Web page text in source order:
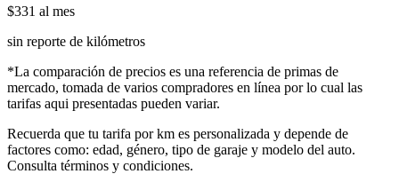
$331 al mes
sin reporte de kilómetros
*La comparación de precios es una referencia de primas de
mercado, tomada de varios compradores en línea por lo cual las
tarifas aqui presentadas pueden variar.
Recuerda que tu tarifa por km es personalizada y depende de
factores como: edad, género, tipo de garaje y modelo del auto.
Consulta términos y condiciones.